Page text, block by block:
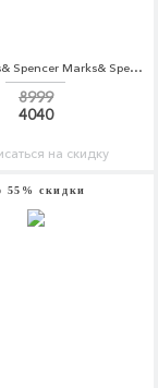
Куртка Marks& Spencer Marks& Spencer MA178EWASJF6
8999
4040
на скидку
55% скидки